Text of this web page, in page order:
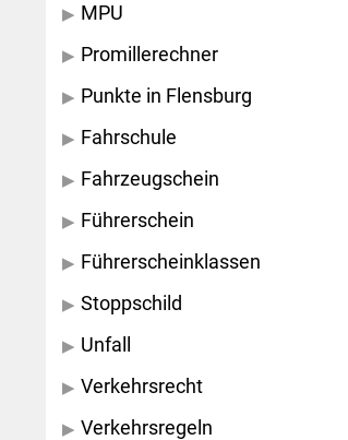
MPU
Promillerechner
Punkte in Flensburg
Fahrschule
Fahrzeugschein
Führerschein
Führerscheinklassen
Stoppschild
Unfall
Verkehrsrecht
Verkehrsregeln